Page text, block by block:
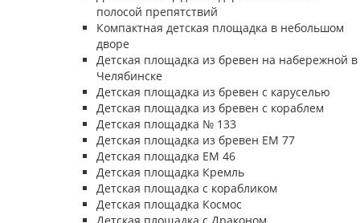
полосой препятствий
Компактная детская площадка в небольшом
дворе
Детская площадка из бревен на набережной в
Челябинске
Детская площадка из бревен с каруселью
Детская площадка из бревен с кораблем
Детская площадка № 133
Детская площадка из бревен ЕМ 77
Детская площадка ЕМ 46
Детская площадка Кремль
Детская площадка с корабликом
Детская площадка Космос
Детская площадка с Драконом